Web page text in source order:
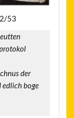
53
der
edlich boge